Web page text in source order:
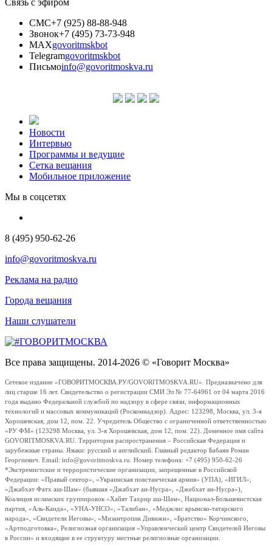
СМС+7 (925) 88-88-948
Звонок+7 (495) 73-73-948
MAXgovoritmskbot
Telegramgovoritmskbot
Письмоinfo@govoritmoskva.ru
Новости
Интервью
Программы и ведущие
Сетка вещания
Мобильное приложение
Мы в соцсетях
8 (495) 950-62-26
info@govoritmoskva.ru
Реклама на радио
Города вещания
Наши слушатели
Все права защищены. 2014-2026 © «Говорит Москва»
Сетевое издание «ГОВОРИТМОСКВА.РУ/GOVORITMOSKVA.RU». Предназначено для
лиц старше 16 лет. Свидетельство о регистрации СМИ Эл № 77-64961 от 04 марта 2016
года выдано Федеральной службой по надзору в сфере связи, информационных
технологий и массовых коммуникаций (Роскомнадзор). Адрес: 123298, Москва, ул. 3-я
Хорошевская, дом 12, пом. 22. Учредитель Общество с ограниченной ответственностью
«РУ ФМ» (123298 Москва, ул. 3-я Хорошевская, дом 12, пом. 22). Доменное имя сайта
GOVORITMOSKVA.RU. Территория распространения – Российская Федерация и
зарубежные страны. Языки: русский и английский. Главный редактор Бабаян Роман
Георгиевич. Email: info@govoritmoskva.ru. Номер телефона: +7 (495) 950-62-26
*Экстремистские и террористические организации, запрещенные в Российской
Федерации: «Правый сектор», «Украинская повстанческая армия» (УПА), «ИГИЛ»,
«Джабхат Фатх аш-Шам» (бывшая «Джабхат ан-Нусра», «Джебхат ан-Нусра»),
Коалиция исламских группировок «Хайят Тахрир аш-Шам», Национал-Большевистская
партия, «Аль-Каида», «УНА-УНСО», «Талибан», «Меджлис крымско-татарского
народа», «Свидетели Иеговы», «Мизантропик Дивижн», «Братство» Корчинского,
«Артподготовка», Религиозная организация «Управленческий центр Свидетелей Иеговы
в России» и входящие в ее структуру местные религиозные организации.